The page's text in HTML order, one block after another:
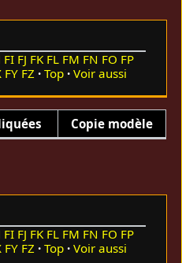
FI FJ FK FL FM FN FO FP
FY FZ Top Voir aussi
Copie modèle
FI FJ FK FL FM FN FO FP
FY FZ Top Voir aussi